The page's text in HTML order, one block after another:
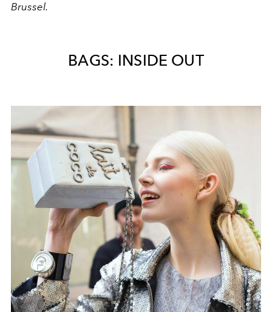
Brussel.
BAGS: INSIDE OUT